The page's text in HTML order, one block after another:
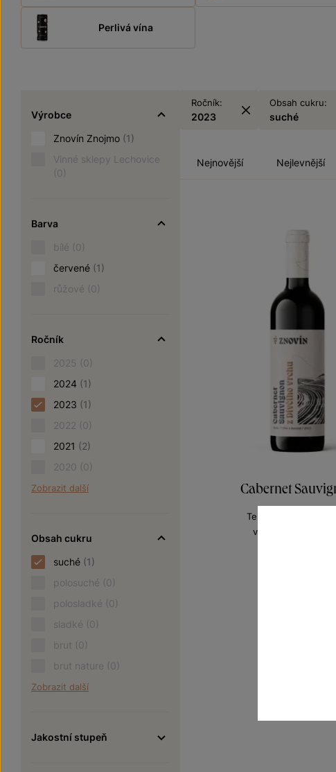
Perlivá vína
Výrobce
Znovín Znojmo (1)
Vinné sklepy Lechovice
(0)
Barva
bílé (0)
červené (1)
růžové (0)
Ročník
2025 (0)
2024 (1)
2023 (1)
2022 (0)
2021 (2)
2020 (0)
Zobrazit další
Obsah cukru
suché (1)
polosuché (0)
polosladké (0)
sladké (0)
brut (0)
brut nature (0)
Zobrazit další
Jakostní stupeň
Ročník:
2023
Obsah cukru:
suché
Nejnovější Nejlevnější
Cabernet
Terroir - toulky
výběr z hroznů